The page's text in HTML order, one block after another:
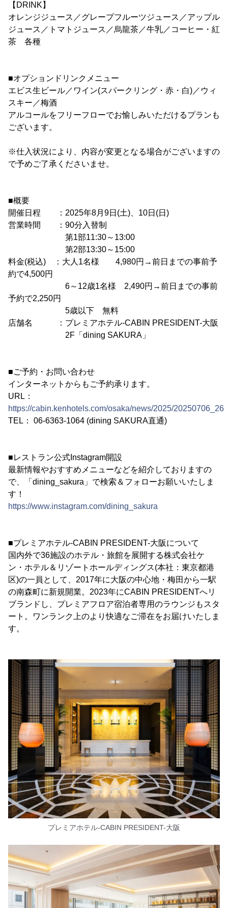
【DRINK】
オレンジジュース／グレープフルーツジュース／アップル
ジュース／トマトジュース／烏龍茶／牛乳／コーヒー・紅
茶 各種
■オプションドリンクメニュー
エビス生ビール／ワイン(スパークリング・赤・白)／ウィ
スキー／梅酒
アルコールをフリーフローでお愉しみいただけるプランも
ございます。
※仕入状況により、内容が変更となる場合がございますの
で予めご了承くださいませ。
■概要
開催日程 ：2025年8月9日(土)、10日(日)
営業時間 ：90分入替制
第1部11:30～13:00
第2部13:30～15:00
料金(税込) ：大人1名様 4,980円→前日までの事前予
約で4,500円
6～12歳1名様 2,490円→前日までの事前
予約で2,250円
5歳以下 無料
店舗名 ：プレミアホテル-CABIN PRESIDENT-大阪
2F「dining SAKURA」
■ご予約・お問い合わせ
インターネットからもご予約承ります。
URL：
https://cabin.kenhotels.com/osaka/news/2025/
TEL： 06-6363-1064 (dining SAKURA直通)
■レストラン公式Instagram開設
最新情報やおすすめメニューなどを紹介しておりますの
で、「dining_sakura」で検索＆フォローお願いいたしま
す！
https://www.instagram.com/dining_sakura
■プレミアホテル-CABIN PRESIDENT-大阪について
国内外で36施設のホテル・旅館を展開する株式会社ケ
ン・ホテル＆リゾートホールディングス(本社：東京都港
区)の一員として、2017年に大阪の中心地・梅田から一駅
の南森町に新規開業。2023年にCABIN PRESIDENTへリ
ブランドし、プレミアフロア宿泊者専用のラウンジもスタ
ート。ワンランク上のより快適なご滞在をお届けいたしま
す。
プレミアホテル-CABIN PRESIDENT-大阪